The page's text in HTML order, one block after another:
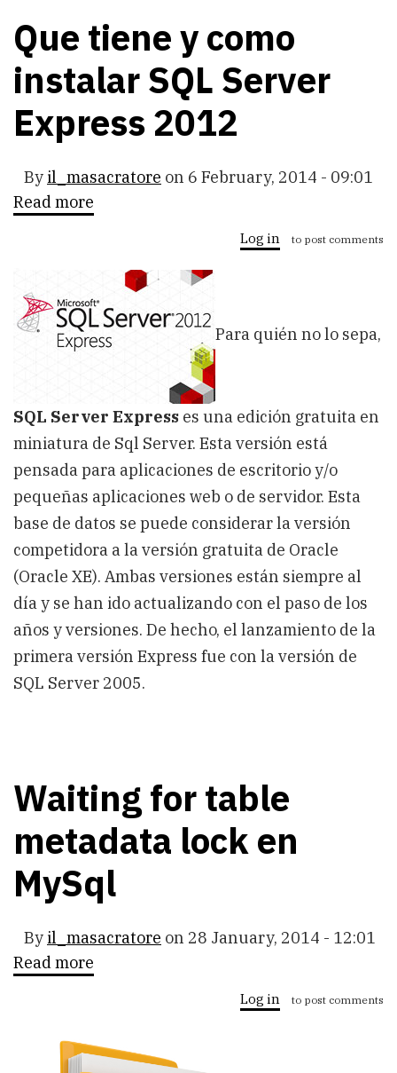
Que tiene y como
instalar SQL Server
Express 2012
Byil_masacratore on 6 February, 2014 - 09:01
Read more
como
instalar
SQL
Server
Express
2012
Log in to post comments
Para quién no lo sepa,
SQL Server Express es una edición gratuita en
miniatura de Sql Server. Esta versión está
pensada para aplicaciones de escritorio y/o
pequeñas aplicaciones web o de servidor. Esta
base de datos se puede considerar la versión
competidora a la versión gratuita de Oracle
(Oracle XE). Ambas versiones están siempre al
día y se han ido actualizando con el paso de los
años y versiones. De hecho, el lanzamiento de la
primera versión Express fue con la versión de
SQL Server 2005.
Waiting for table
metadata lock en
MySql
Byil_masacratore on 28 January, 2014 - 12:01
Read more
lock
en
Log in to post comments